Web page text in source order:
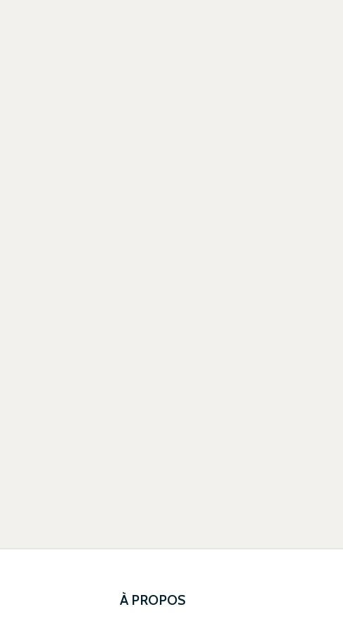
À PROPOS